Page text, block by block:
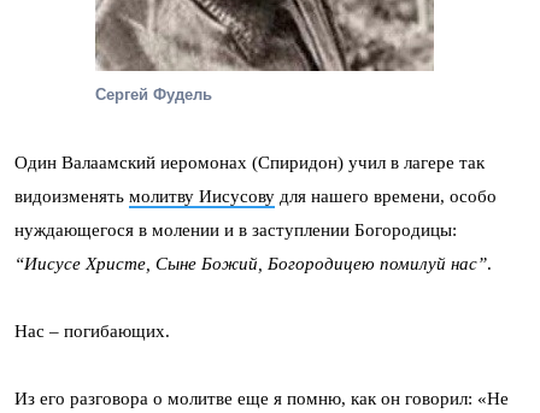
Сергей Фудель
Один Валаамский иеромонах (Спиридон) учил в лагере так
видоизменять молитву Иисусову для нашего времени, особо
нуждающегося в молении и в заступлении Богородицы:
“Иисусе Христе, Сыне Божий, Богородицею помилуй нас”.
Нас – погибающих.
Из его разговора о молитве еще я помню, как он говорил: «Не